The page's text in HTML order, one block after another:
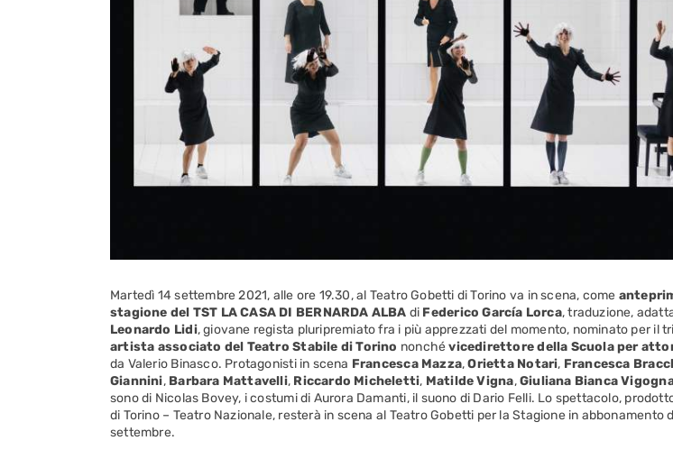
Martedì 14 settembre 2021, alle ore 19.30, al Teatro Gobetti di Torino va in scena, come
stagione del TST LA CASA DI BERNARDA ALBA di Federico García Lorca, traduzione,
Leonardo Lidi, giovane regista pluripremiato fra i più apprezzati del momento, nominato per il
artista associato del Teatro Stabile di Torino nonchévicedirettore della Scuola per
da Valerio Binasco. Protagonisti in scena Francesca Mazza,Orietta Notari, Francesca
Giannini,Barbara Mattavelli, Riccardo Micheletti, Matilde Vigna,Giuliana Bianca
sono di Nicolas Bovey, i costumi di Aurora Damanti, il suono di Dario Felli. Lo spettacolo,
di Torino – Teatro Nazionale, resterà in scena al Teatro Gobetti per la Stagione in abbonamento
settembre.